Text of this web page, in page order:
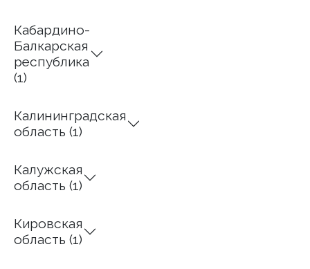
Кабардино-
Балкарская
республика
(1)
Калининградская
область (1)
Калужская
область (1)
Кировская
область (1)